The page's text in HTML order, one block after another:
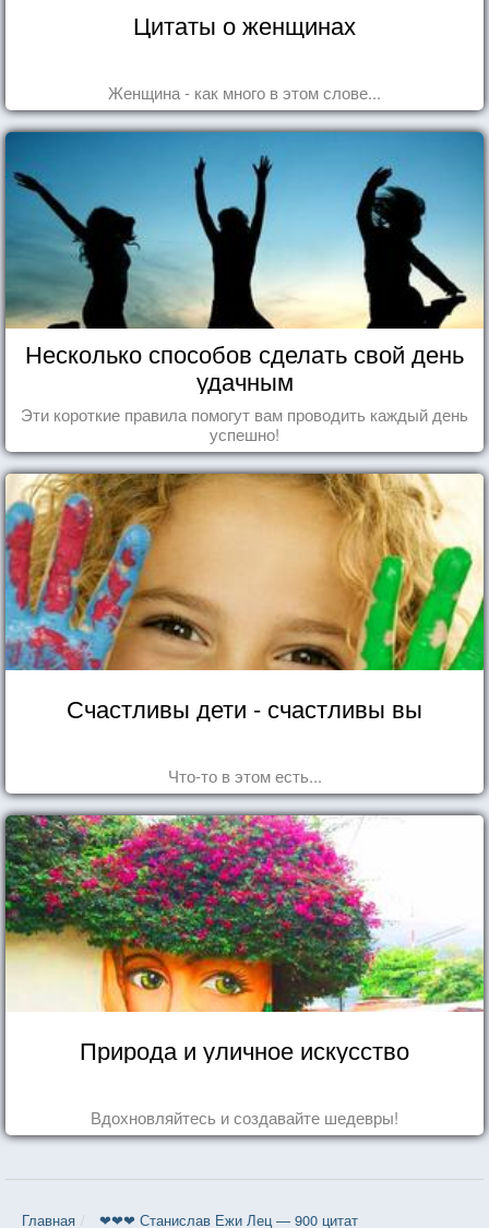
Цитаты о женщинах
Женщина - как много в этом слове...
Несколько способов сделать свой день
удачным
Эти короткие правила помогут вам проводить каждый день
успешно!
Счастливы дети - счастливы вы
Что-то в этом есть...
Природа и уличное искусство
Вдохновляйтесь и создавайте шедевры!
Главная ❤❤❤ Станислав Ежи Лец — 900 цитат